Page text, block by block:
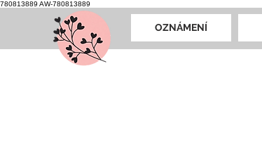
780813889 AW-780813889
OZNÁMENÍ